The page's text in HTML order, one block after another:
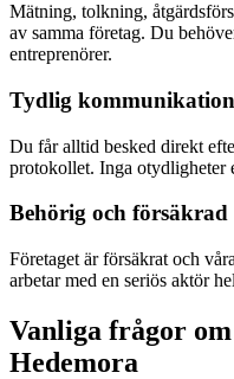
Mätning, tolkning,
av samma företag. Du
entreprenörer.
Tydlig kommunikation
Du får alltid besked direkt
protokollet. Inga otydligheter
Behörig och försäkrad
Företaget är försäkrat och
arbetar med en seriös aktör
Vanliga frågor
Hedemora